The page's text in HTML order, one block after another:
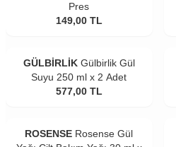
Pres
149,00 TL
GÜLBİRLİK Gülbirlik Gül
Suyu 250 ml x 2 Adet
577,00 TL
ROSENSE Rosense Gül